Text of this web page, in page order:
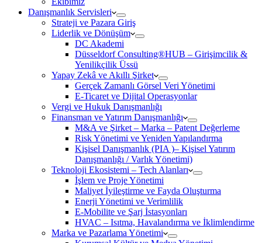
Danışmanlık Servisleri
Strateji ve Pazara Giriş
Liderlik ve Dönüşüm
DC Akademi
Düsseldorf Consulting®HUB – Girişimcilik &
Yenilikçilik Üssü
Yapay Zekâ ve Akıllı Şirket
Gerçek Zamanlı Görsel Veri Yönetimi
E-Ticaret ve Dijital Operasyonlar
Vergi ve Hukuk Danışmanlığı
Finansman ve Yatırım Danışmanlığı
M&A ve Şirket – Marka – Patent Değerleme
Risk Yönetimi ve Yeniden Yapılandırma
Kişisel Danışmanlık (PIA )– Kişisel Yatırım
Danışmanlığı / Varlık Yönetimi)
Teknoloji Ekosistemi – Tech Alanları
İşlem ve Proje Yönetimi
Maliyet İyileştirme ve Fayda Oluşturma
Enerji Yönetimi ve Verimlilik
E-Mobilite ve Şarj İstasyonları
HVAC – Isıtma, Havalandırma ve İklimlendirme
Marka ve Pazarlama Yönetimi